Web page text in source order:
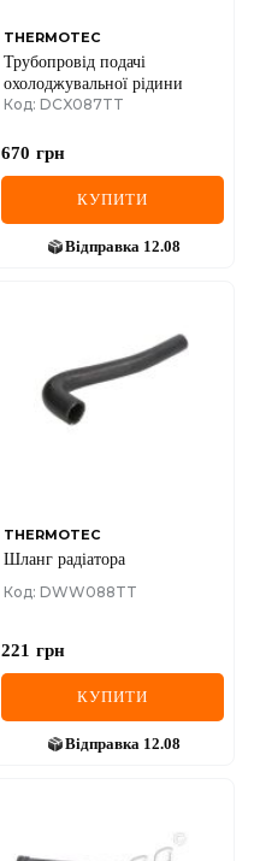
THERMOTEC
Трубопровід подачі
охолоджувальної рідини
Код: DCX087TT
670 грн
КУПИТИ
Відправка 12.08
THERMOTEC
Шланг радіатора
Код: DWW088TT
221 грн
КУПИТИ
Відправка 12.08